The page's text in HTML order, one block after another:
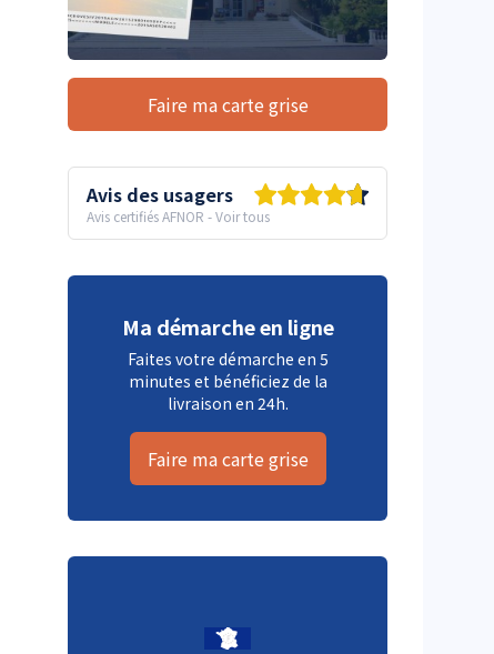
Faire ma carte grise
Avis des usagers
Avis certifiés AFNOR -Voir tous
Ma démarche en ligne
Faites votre démarche en 5
minutes et bénéficiez de la
livraison en 24h.
Faire ma carte grise